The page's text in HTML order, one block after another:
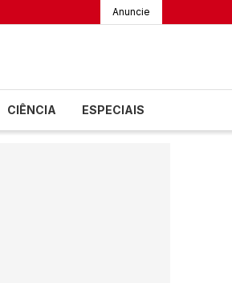
Anuncie
CIÊNCIA ESPECIAIS